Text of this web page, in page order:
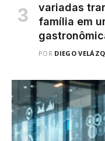
variadas
família em
POR DIEGO